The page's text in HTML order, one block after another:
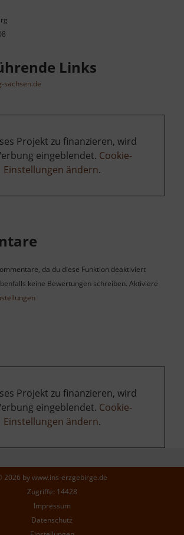
Links
sachsen.de
Projekt zu finanzieren, wird
eingeblendet. Cookie-
Einstellungen ändern.
da du diese Funktion deaktiviert
keine Bewertungen schreiben. Aktiviere
Projekt zu finanzieren, wird
eingeblendet. Cookie-
Einstellungen ändern.
2026 bywww.ins-erzgebirge.de
Zugriffe: 14428
Impressum
Datenschutz